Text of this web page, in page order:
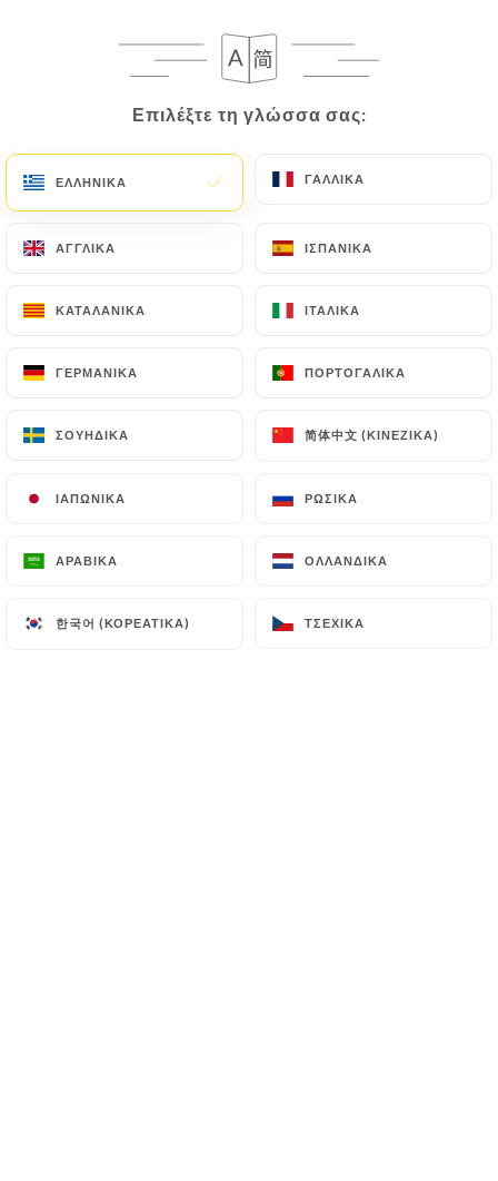
ΜΕΝΟΎ
Επιλέξτε τη γλώσσα σας:
ΕΛΛΗΝΙΚΆ ΓΑΛΛΙΚΆ
ΑΓΓΛΙΚΆ ΙΣΠΑΝΙΚΆ
ΚΑΤΑΛΑΝΙΚΆ ΙΤΑΛΙΚΆ
ΓΕΡΜΑΝΙΚΆ ΠΟΡΤΟΓΑΛΙΚΆ
ΣΟΥΗΔΙΚΆ 简体中文 (ΚΙΝΈΖΙΚΑ)
ΙΑΠΩΝΙΚΆ ΡΩΣΙΚΆ
ΑΡΑΒΙΚΆ ΟΛΛΑΝΔΙΚΆ
한국어 (ΚΟΡΕΆΤΙΚΑ) ΤΣΈΧΙΚΑ
Φωτογραφίες
Επιλέξτε τη γλώσσα σας:
ΕΛΛΗΝΙΚΆ ΓΑΛΛΙΚΆ
ΑΓΓΛΙΚΆ ΙΣΠΑΝΙΚΆ
ΚΑΤΑΛΑΝΙΚΆ ΙΤΑΛΙΚΆ
ΓΕΡΜΑΝΙΚΆ ΠΟΡΤΟΓΑΛΙΚΆ
ΣΟΥΗΔΙΚΆ 简体中文 (ΚΙΝΈΖΙΚΑ)
ΙΑΠΩΝΙΚΆ ΡΩΣΙΚΆ
ΑΡΑΒΙΚΆ ΟΛΛΑΝΔΙΚΆ
한국어 (ΚΟΡΕΆΤΙΚΑ) ΤΣΈΧΙΚΑ